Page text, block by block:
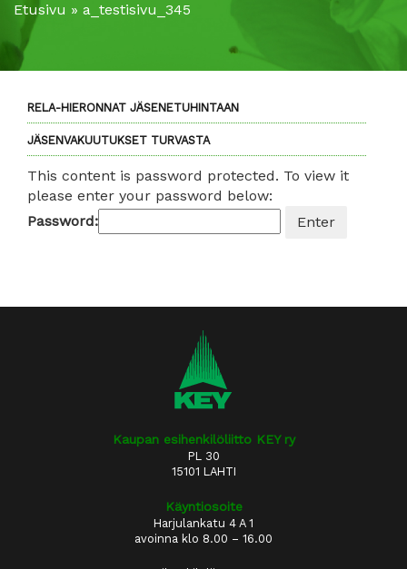
Etusivu » a_testisivu_345
RELA-HIERONNAT JÄSENETUHINTAAN
JÄSENVAKUUTUKSET TURVASTA
This content is password protected. To view it
please enter your password below:
Password:
Kaupan esihenkilöliitto KEY ry
PL 30
15101 LAHTI
Käyntiosoite
Harjulankatu 4 A 1
avoinna klo 8.00 – 16.00